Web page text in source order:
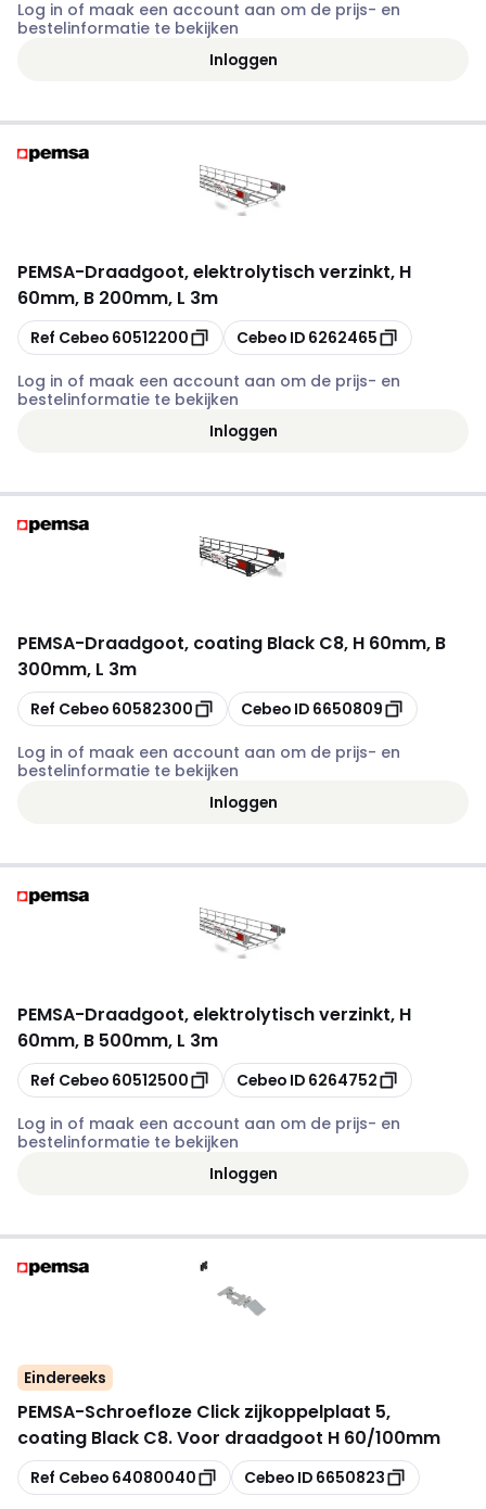
Log in of maak een account aan om de prijs- en
bestelinformatie te bekijken
Inloggen
PEMSA-Draadgoot, elektrolytisch verzinkt, H
60mm, B 200mm, L 3m
Kopiëren
Ref Cebeo 60512200 Kopiëren
Cebeo ID 6262465
Log in of maak een account aan om de prijs- en
bestelinformatie te bekijken
Inloggen
PEMSA-Draadgoot, coating Black C8, H 60mm, B
300mm, L 3m
Kopiëren
Ref Cebeo 60582300 Kopiëren
Cebeo ID 6650809
Log in of maak een account aan om de prijs- en
bestelinformatie te bekijken
Inloggen
PEMSA-Draadgoot, elektrolytisch verzinkt, H
60mm, B 500mm, L 3m
Kopiëren
Ref Cebeo 60512500 Kopiëren
Cebeo ID 6264752
Log in of maak een account aan om de prijs- en
bestelinformatie te bekijken
Inloggen
Eindereeks
PEMSA-Schroefloze Click zijkoppelplaat 5,
coating Black C8. Voor draadgoot H 60/100mm
Kopiëren
Ref Cebeo 64080040 Kopiëren
Cebeo ID 6650823